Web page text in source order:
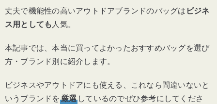
丈夫で機能性の高いアウトドアブランドのバッグは ビジネ
ス用としても人気。
本記事では、本当に買ってよかったおすすめバッグを選び
方・ブランド別に紹介します。
ビジネスやアウトドアにも使える、これなら間違いないと
いうブランドを厳選 しているのでぜひ参考にしてくださ